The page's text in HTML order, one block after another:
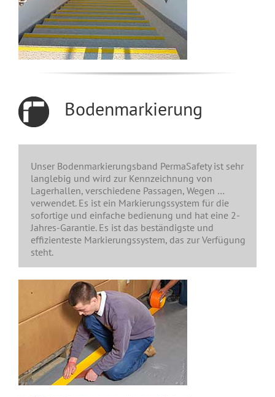
Bodenmarkierung
Unser Bodenmarkierungsband PermaSafety ist sehr
langlebig und wird zur Kennzeichnung von
Lagerhallen, verschiedene Passagen, Wegen …
verwendet. Es ist ein Markierungssystem für die
sofortige und einfache bedienung und hat eine 2-
Jahres-Garantie. Es ist das beständigste und
effizienteste Markierungssystem, das zur Verfügung
steht.